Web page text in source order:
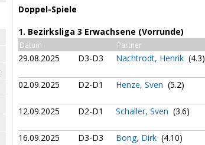
Doppel-Spiele
1. Bezirksliga 3 Erwachsene (Vorrunde)
Datum Partner
29.08.2025 D3-D3 Nachtrodt, Henrik (4.3)
02.09.2025 D2-D1 Henze, Sven (5.2)
12.09.2025 D2-D1 Schaller, Sven (3.6)
16.09.2025 D3-D3 Bong, Dirk (4.10)